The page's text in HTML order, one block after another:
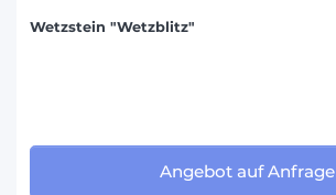
Wetzstein "Wetzblitz"
Angebot auf Anfrage